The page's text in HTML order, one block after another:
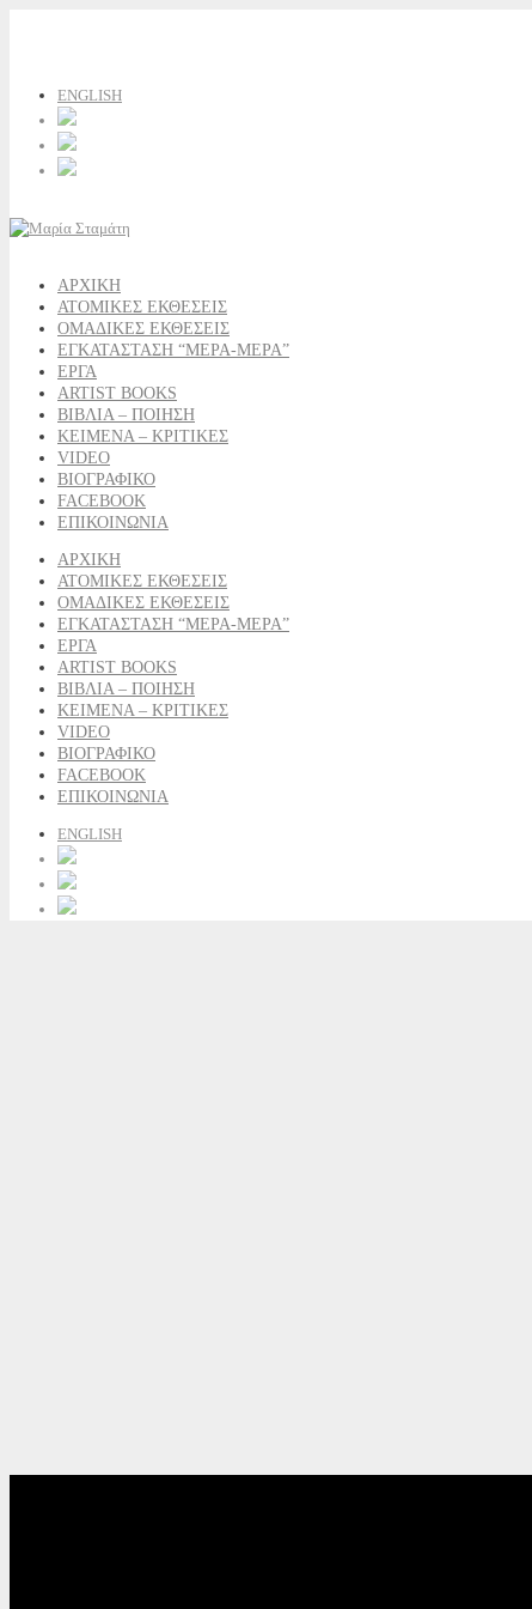
ENGLISH
ΑΡΧΙΚΗ
ΑΤΟΜΙΚΕΣ ΕΚΘΕΣΕΙΣ
ΟΜΑΔΙΚΕΣ ΕΚΘΕΣΕΙΣ
ΕΓΚΑΤΑΣΤΑΣΗ “ΜΕΡΑ-ΜΕΡΑ”
ΕΡΓΑ
ARTIST BOOKS
ΒΙΒΛΙΑ – ΠΟΙΗΣΗ
ΚΕΙΜΕΝΑ – ΚΡΙΤΙΚΕΣ
VIDEO
ΒΙΟΓΡΑΦΙΚΟ
FACEBOOK
ΕΠΙΚΟΙΝΩΝΙΑ
ΑΡΧΙΚΗ
ΑΤΟΜΙΚΕΣ ΕΚΘΕΣΕΙΣ
ΟΜΑΔΙΚΕΣ ΕΚΘΕΣΕΙΣ
ΕΓΚΑΤΑΣΤΑΣΗ “ΜΕΡΑ-ΜΕΡΑ”
ΕΡΓΑ
ARTIST BOOKS
ΒΙΒΛΙΑ – ΠΟΙΗΣΗ
ΚΕΙΜΕΝΑ – ΚΡΙΤΙΚΕΣ
VIDEO
ΒΙΟΓΡΑΦΙΚΟ
FACEBOOK
ΕΠΙΚΟΙΝΩΝΙΑ
ENGLISH